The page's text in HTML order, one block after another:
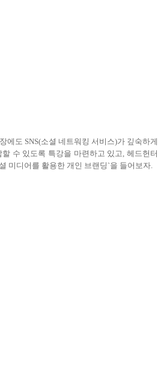
에도 SNS(소셜 네트워킹 서비스)가 깊숙하게
수 있도록 특강을 마련하고 있고,헤드헌터
미디어를 활용한 개인 브랜딩 `을 들어보자.